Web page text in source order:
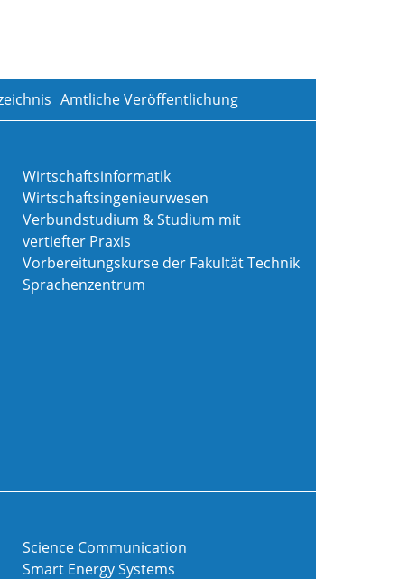
Amtliche Veröffentlichung
Wirtschaftsinformatik
Wirtschaftsingenieurwesen
Verbundstudium & Studium mit
vertiefter Praxis
Vorbereitungskurse der Fakultät Technik
Sprachenzentrum
Science Communication
Smart Energy Systems